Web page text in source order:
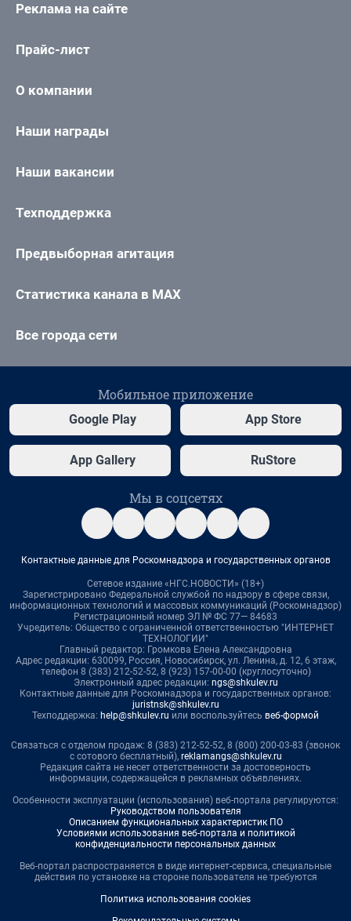
Реклама на сайте
Прайс-лист
О компании
Наши награды
Наши вакансии
Техподдержка
Предвыборная агитация
Статистика канала в MAX
Все города сети
Мобильное приложение
Google Play App Store
App Gallery RuStore
Мы в соцсетях
Контактные данные для Роскомнадзора и государственных органов
Сетевое издание «НГС.НОВОСТИ» (18+)
Зарегистрировано Федеральной службой по надзору в сфере связи,
информационных технологий и массовых коммуникаций (Роскомнадзор)
Регистрационный номер ЭЛ № ФС 77— 84683
Учредитель: Общество с ограниченной ответственностью "ИНТЕРНЕТ
ТЕХНОЛОГИИ"
Главный редактор: Громкова Елена Александровна
Адрес редакции: 630099, Россия, Новосибирск, ул. Ленина, д. 12, 6 этаж,
телефон 8 (383) 212-52-52, 8 (923) 157-00-00 (круглосуточно)
Электронный адрес редакции: ngs@shkulev.ru
Контактные данные для Роскомнадзора и государственных органов:
juristnsk@shkulev.ru
Техподдержка: help@shkulev.ru или воспользуйтесь веб-формой
Связаться с отделом продаж: 8 (383) 212-52-52, 8 (800) 200-03-83 (звонок
с сотового бесплатный), reklamangs@shkulev.ru
Редакция сайта не несет ответственности за достоверность
информации, содержащейся в рекламных объявлениях.
Особенности эксплуатации (использования) веб-портала регулируются:
Руководством пользователя
Описанием функциональных характеристик ПО
Условиями использования веб-портала и политикой
конфиденциальности персональных данных
Веб-портал распространяется в виде интернет-сервиса, специальные
действия по установке на стороне пользователя не требуются
Политика использования cookies